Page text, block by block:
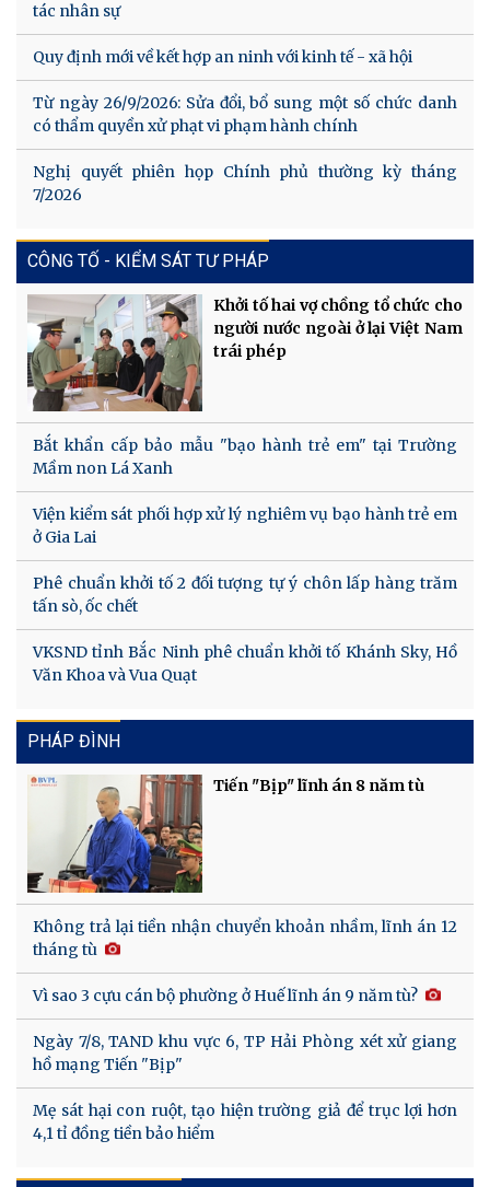
tác nhân sự
Quy định mới về kết hợp an ninh với kinh tế - xã hội
Từ ngày 26/9/2026: Sửa đổi, bổ sung một số chức danh
có thẩm quyền xử phạt vi phạm hành chính
Nghị quyết phiên họp Chính phủ thường kỳ tháng
7/2026
CÔNG TỐ - KIỂM SÁT TƯ PHÁP
Khởi tố hai vợ chồng tổ chức cho
người nước ngoài ở lại Việt Nam
trái phép
Bắt khẩn cấp bảo mẫu "bạo hành trẻ em" tại Trường
Mầm non Lá Xanh
Viện kiểm sát phối hợp xử lý nghiêm vụ bạo hành trẻ em
ở Gia Lai
Phê chuẩn khởi tố 2 đối tượng tự ý chôn lấp hàng trăm
tấn sò, ốc chết
VKSND tỉnh Bắc Ninh phê chuẩn khởi tố Khánh Sky, Hồ
Văn Khoa và Vua Quạt
PHÁP ĐÌNH
Tiến "Bịp" lĩnh án 8 năm tù
Không trả lại tiền nhận chuyển khoản nhầm, lĩnh án 12
tháng tù
Vì sao 3 cựu cán bộ phường ở Huế lĩnh án 9 năm tù?
Ngày 7/8, TAND khu vực 6, TP Hải Phòng xét xử giang
hồ mạng Tiến "Bịp"
Mẹ sát hại con ruột, tạo hiện trường giả để trục lợi hơn
4,1 tỉ đồng tiền bảo hiểm